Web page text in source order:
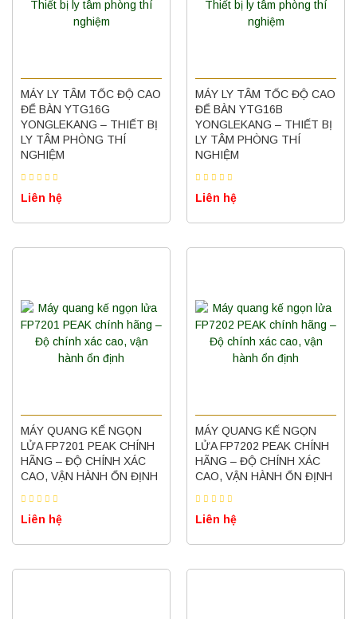
MÁY LY TÂM TỐC ĐỘ CAO
ĐỂ BÀN YTG16G
YONGLEKANG – THIẾT BỊ
LY TÂM PHÒNG THÍ
NGHIỆM
Liên hệ
MÁY LY TÂM TỐC ĐỘ CAO
ĐỂ BÀN YTG16B
YONGLEKANG – THIẾT BỊ
LY TÂM PHÒNG THÍ
NGHIỆM
Liên hệ
MÁY QUANG KẾ NGỌN
LỬA FP7201 PEAK CHÍNH
HÃNG – ĐỘ CHÍNH XÁC
CAO, VẬN HÀNH ỔN ĐỊNH
Liên hệ
MÁY QUANG KẾ NGỌN
LỬA FP7202 PEAK CHÍNH
HÃNG – ĐỘ CHÍNH XÁC
CAO, VẬN HÀNH ỔN ĐỊNH
Liên hệ
Máy quang kế ngọn lửa FP7202 PEAK
chính hãng – Độ chính xác cao, vận hành
ổn định